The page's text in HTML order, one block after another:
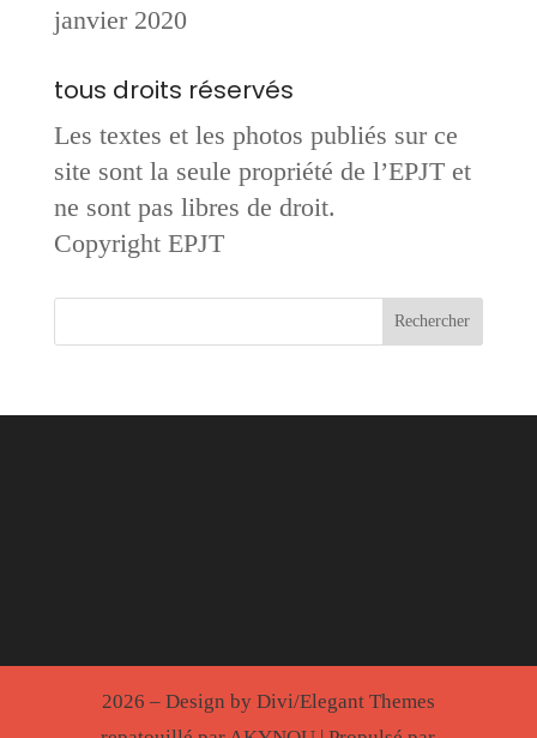
janvier 2020
tous droits réservés
Les textes et les photos publiés sur ce
site sont la seule propriété de l’EPJT et
ne sont pas libres de droit.
Copyright EPJT
2026 – Design by Divi/Elegant Themes